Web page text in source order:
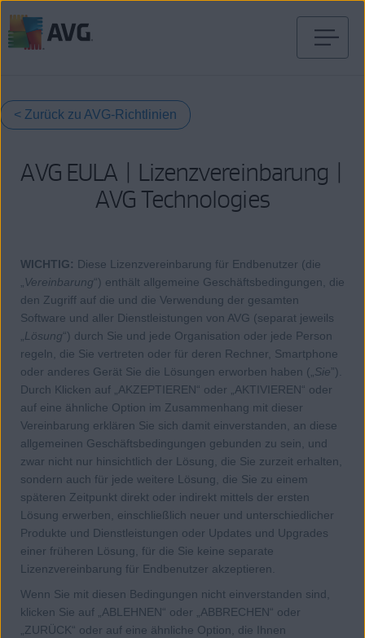
< Zurück zu AVG-Richtlinien
AVG EULA | Lizenzvereinbarung |
AVG Technologies
WICHTIG: Diese Lizenzvereinbarung für Endbenutzer (die
Vereinbarung“) enthält allgemeine Geschäftsbedingungen, die
den Zugriff auf die und die Verwendung der gesamten
Software und aller Dienstleistungen von AVG (separat jeweils
Lösung“) durch Sie und jede Organisation oder jede Person
regeln, die Sie vertreten oder für deren Rechner, Smartphone
oder anderes Gerät Sie die Lösungen erworben haben („ Sie”).
Durch Klicken auf „AKZEPTIEREN“ oder „AKTIVIEREN“ oder
auf eine ähnliche Option im Zusammenhang mit dieser
Vereinbarung erklären Sie sich damit einverstanden, an diese
allgemeinen Geschäftsbedingungen gebunden zu sein, und
zwar nicht nur hinsichtlich der Lösung, die Sie zurzeit erhalten,
sondern auch für jede weitere Lösung, die Sie zu einem
späteren Zeitpunkt direkt oder indirekt mittels der ersten
Lösung erwerben, einschließlich neuer und unterschiedlicher
Produkte und Dienstleistungen oder Updates und Upgrades
einer früheren Lösung, für die Sie keine separate
Lizenzvereinbarung für Endbenutzer akzeptieren.
Wenn Sie mit diesen Bedingungen nicht einverstanden sind,
klicken Sie auf „ABLEHNEN“ oder „ABBRECHEN“ oder
„ZURÜCK“ oder auf eine ähnliche Option, die Ihnen